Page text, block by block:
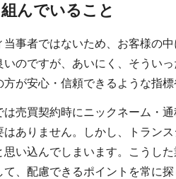
んでいること
事者ではないため、お客様の
のですが、あいにく、そうい
が安心・信頼できるような指
売買契約時にニックネーム・
はありません。しかし、トラン
い込んでしまいます。こうし
、配慮できるポイントを常に探